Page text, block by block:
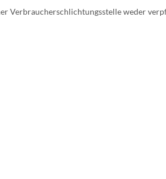
Verbraucherschlichtungsstelle weder